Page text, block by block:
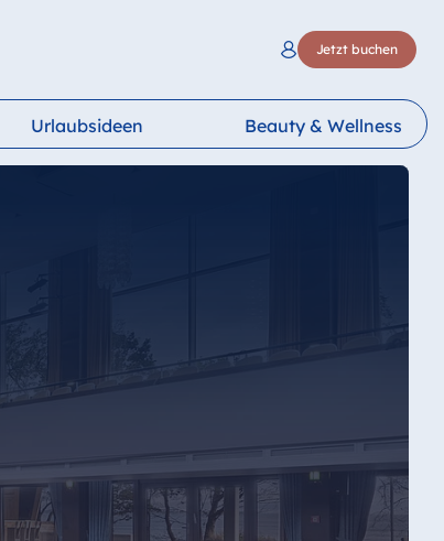
Jetzt buchen
Urlaubsideen Beauty & Wellness